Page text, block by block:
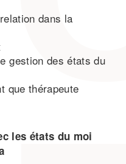
dans la
gestion des états du
que thérapeute
les états du moi